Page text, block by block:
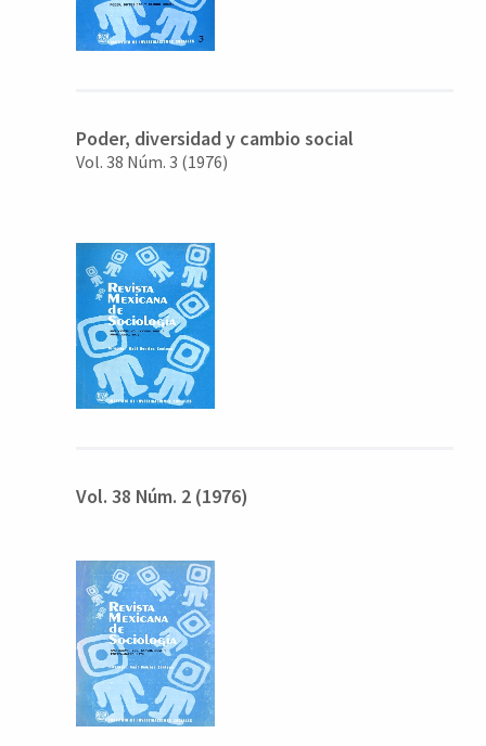
Poder, diversidad y cambio social
Vol. 38 Núm. 3 (1976)
Vol. 38 Núm. 2 (1976)